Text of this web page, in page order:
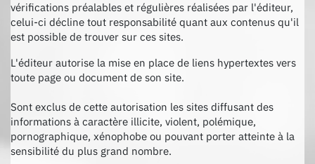
vérifications préalables et régulières réalisées par l'éditeur,
celui-ci décline tout responsabilité quant aux contenus qu'il
est possible de trouver sur ces sites.
L'éditeur autorise la mise en place de liens hypertextes vers
toute page ou document de son site.
Sont exclus de cette autorisation les sites diffusant des
informations à caractère illicite, violent, polémique,
pornographique, xénophobe ou pouvant porter atteinte à la
sensibilité du plus grand nombre.